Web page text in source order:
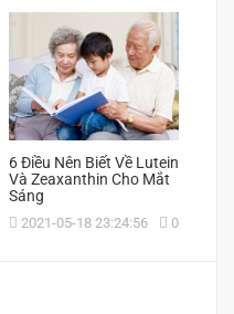
6 Điều Nên Biết Về Lutein
Và Zeaxanthin Cho Mắt
Sáng
2021-05-18 23:24:56 0